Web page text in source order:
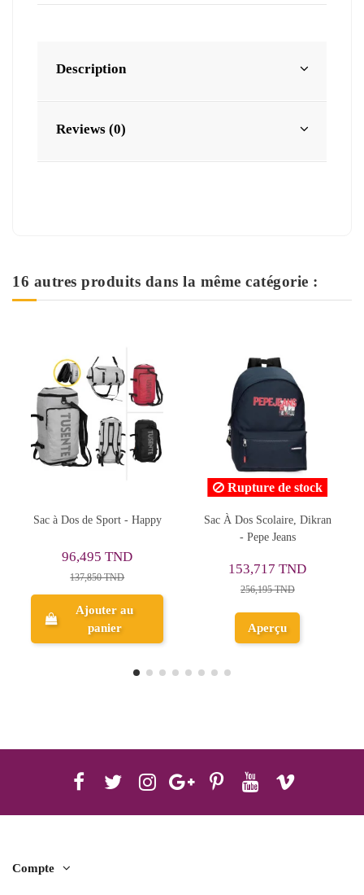
Description
Reviews (0)
16 autres produits dans la même catégorie :
Sac À Dos Scolaire, Dikran
Aperçu
Sac à Dos, Tocax Pure Love
- Totto
Ajouter au
panier
Compte